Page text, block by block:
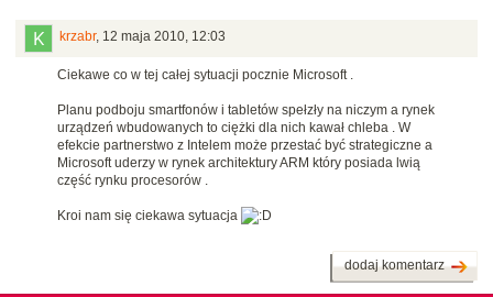
krzabr, 12 maja 2010, 12:03
Ciekawe co w tej całej sytuacji pocznie Microsoft .
Planu podboju smartfonów i tabletów spełzły na niczym a rynek
urządzeń wbudowanych to ciężki dla nich kawał chleba . W
efekcie partnerstwo z Intelem może przestać być strategiczne a
Microsoft uderzy w rynek architektury ARM który posiada lwią
część rynku procesorów .
Kroi nam się ciekawa sytuacja
dodaj komentarz